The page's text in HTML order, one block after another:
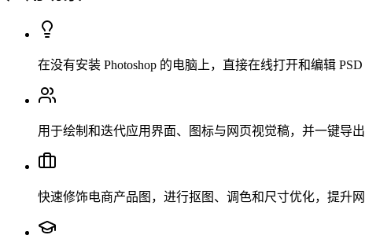
在没有安装 Photoshop 的电脑上，直接在线打开和编辑
用于绘制和迭代应用界面、图标与网页视觉稿，并一键导
快速修饰电商产品图，进行抠图、调色和尺寸优化，提升